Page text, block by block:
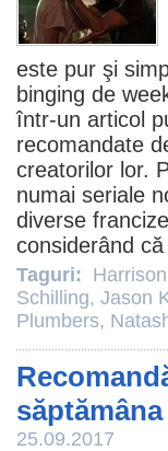
este pur şi
binging de
într-un articol
recomandate
creatorilor lor.
numai seriale
diverse
considerând
Taguri:
Schilling, Jason
Plumbers,
25.09.2017